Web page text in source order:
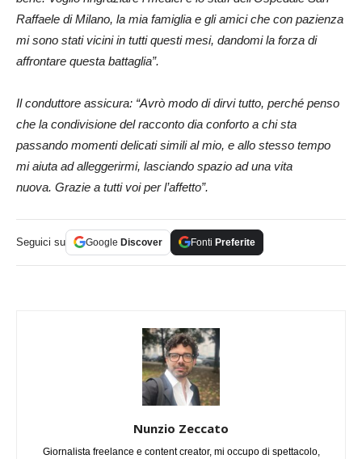
Raffaele di Milano, la mia famiglia e gli amici che con pazienza
mi sono stati vicini in tutti questi mesi, dandomi la forza di
affrontare questa battaglia”.
Il conduttore assicura: “Avrò modo di dirvi tutto, perché penso
che la condivisione del racconto dia conforto a chi sta
passando momenti delicati simili al mio, e allo stesso tempo
mi aiuta ad alleggerirmi, lasciando spazio ad una vita
nuova. Grazie a tutti voi per l’affetto”.
Seguici su Google Discover Fonti Preferite
Nunzio Zeccato
Giornalista freelance e content creator, mi occupo di spettacolo,